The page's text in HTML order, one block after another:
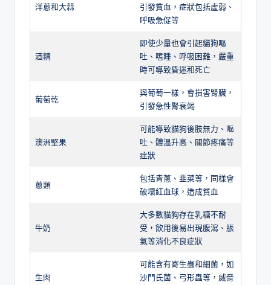
洋蔥和大蒜
引發貧血，症狀包括虛弱、
呼吸急促等
酒精
即使少量也會引起貓狗嘔
吐、嗜睡、呼吸困難，嚴重
時可導致昏迷和死亡
葡萄乾
與葡萄一樣，會損害腎臟，
引發急性腎衰竭
澳洲堅果
可能導致貓狗後肢無力、嘔
吐、體溫升高、關節疼痛等
症狀
蔥類
包括青蔥、韭菜等，同樣會
破壞紅血球，造成貧血
牛奶
大多數貓狗存在乳糖不耐
受，飲用後易出現腹瀉、脹
氣等消化不良症狀
生肉
可能含有寄生蟲和細菌，如
沙門氏菌、弓形蟲等，威脅